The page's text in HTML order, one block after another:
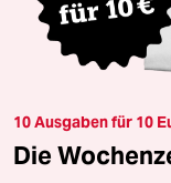
10 Ausgaben für 10
Die